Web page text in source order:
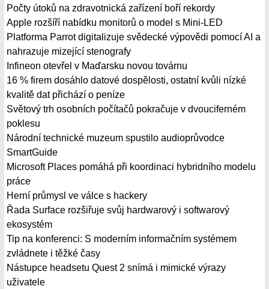
Počty útoků na zdravotnická zařízení boří rekordy
Apple rozšíří nabídku monitorů o model s Mini-LED
Platforma Parrot digitalizuje svědecké výpovědi pomocí AI a
nahrazuje mizející stenografy
Infineon otevřel v Maďarsku novou továrnu
16 % firem dosáhlo datové dospělosti, ostatní kvůli nízké
kvalitě dat přichází o peníze
Světový trh osobních počítačů pokračuje v dvouciferném
poklesu
Národní technické muzeum spustilo audioprůvodce
SmartGuide
Microsoft Places pomáhá při koordinaci hybridního modelu
práce
Herní průmysl ve válce s hackery
Řada Surface rozšiřuje svůj hardwarový i softwarový
ekosystém
Tip na konferenci: S moderním informačním systémem
zvládnete i těžké časy
Nástupce headsetu Quest 2 snímá i mimické výrazy
uživatele